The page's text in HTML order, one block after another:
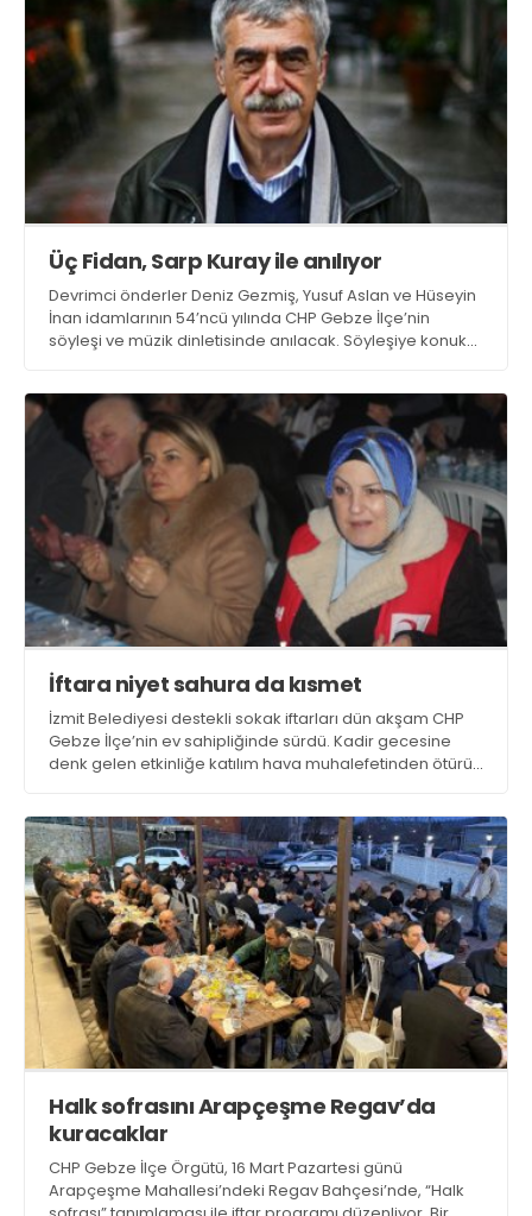
Üç Fidan, Sarp Kuray ile anılıyor
Devrimci önderler Deniz Gezmiş, Yusuf Aslan ve Hüseyin
İnan idamlarının 54’ncü yılında CHP Gebze İlçe’nin
söyleşi ve müzik dinletisinde anılacak. Söyleşiye konuk
İftara niyet sahura da kısmet
İzmit Belediyesi destekli sokak iftarları dün akşam CHP
Gebze İlçe’nin ev sahipliğinde sürdü. Kadir gecesine
denk gelen etkinliğe katılım hava muhalefetinden ötürü
Halk sofrasını Arapçeşme Regav’da
kuracaklar
CHP Gebze İlçe Örgütü, 16 Mart Pazartesi günü
Arapçeşme Mahallesi’ndeki Regav Bahçesi’nde, “Halk